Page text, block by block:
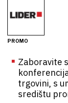
PROMO
Zaboravite
trgovini, s
središtu